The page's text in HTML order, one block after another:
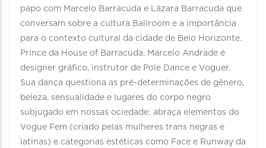
papo com Marcelo Barracuda e Lázara Barracuda que
conversam sobre a cultura Ballroom e a importância
para o contexto cultural da cidade de Belo Horizonte.
Prince da House of Barracuda, Marcelo Andrade é
designer gráfico, instrutor de Pole Dance e Voguer.
Sua dança questiona as pré-determinações de gênero,
beleza, sensualidade e lugares do corpo negro
subjugado em nossas ociedade: abraça elementos do
Vogue Fem (criado pelas mulheres trans negras e
latinas) e categorias estéticas como Face e Runway da